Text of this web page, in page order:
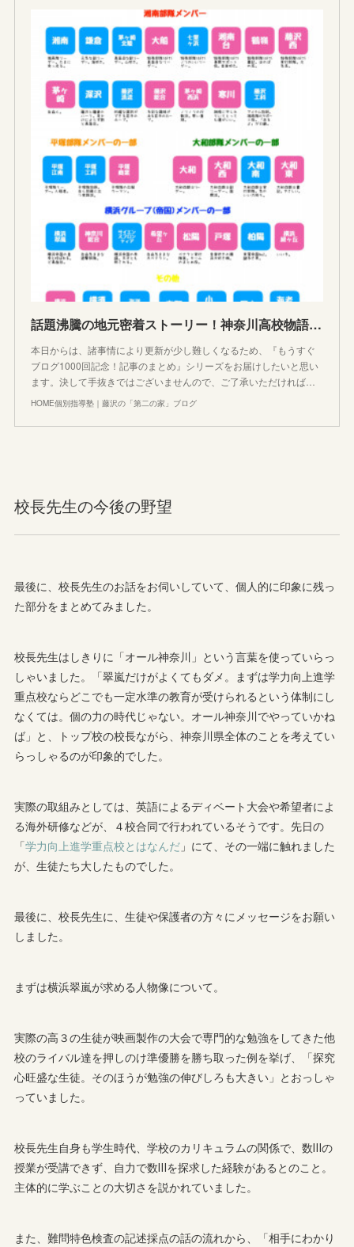
話題沸騰の地元密着ストーリー！神奈川高校物語のまとめ
本日からは、諸事情により更新が少し難しくなるため、『もうすぐ
ブログ1000回記念！記事のまとめ』シリーズをお届けしたいと思い
ます。決して手抜きではございませんので、ご了承いただければ…
HOME個別指導塾｜藤沢の「第二の家」ブログ
校長先生の今後の野望
最後に、校長先生のお話をお伺いしていて、個人的に印象に残っ
た部分をまとめてみました。
校長先生はしきりに「オール神奈川」という言葉を使っていらっ
しゃいました。「翠嵐だけがよくてもダメ。まずは学力向上進学
重点校ならどこでも一定水準の教育が受けられるという体制にし
なくては。個の力の時代じゃない。オール神奈川でやっていかね
ば」と、トップ校の校長ながら、神奈川県全体のことを考えてい
らっしゃるのが印象的でした。
実際の取組みとしては、英語によるディベート大会や希望者によ
る海外研修などが、４校合同で行われているそうです。先日の
「学力向上進学重点校とはなんだ 」にて、その一端に触れました
が、生徒たち大したものでした。
最後に、校長先生に、生徒や保護者の方々にメッセージをお願い
しました。
まずは横浜翠嵐が求める人物像について。
実際の高３の生徒が映画製作の大会で専門的な勉強をしてきた他
校のライバル達を押しのけ準優勝を勝ち取った例を挙げ、「探究
心旺盛な生徒。そのほうが勉強の伸びしろも大きい」とおっしゃ
っていました。
校長先生自身も学生時代、学校のカリキュラムの関係で、数Ⅲの
授業が受講できず、自力で数Ⅲを探求した経験があるとのこと。
主体的に学ぶことの大切さを説かれていました。
また、難問特色検査の記述採点の話の流れから、「相手にわかり